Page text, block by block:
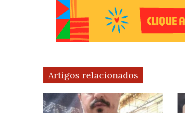
Artigos relacionados